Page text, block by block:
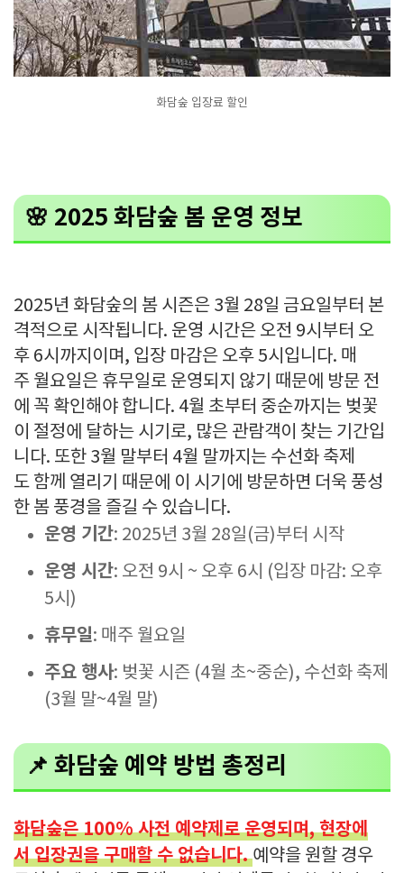
화담숲 입장료 할인
🌸 2025 화담숲 봄 운영 정보
2025년 화담숲의 봄 시즌은 3월 28일 금요일부터 본
격적으로 시작됩니다. 운영 시간은 오전 9시부터 오
후 6시까지이며, 입장 마감은 오후 5시입니다. 매
주 월요일은 휴무일로 운영되지 않기 때문에 방문 전
에 꼭 확인해야 합니다. 4월 초부터 중순까지는 벚꽃
이 절정에 달하는 시기로, 많은 관람객이 찾는 기간입
니다. 또한 3월 말부터 4월 말까지는 수선화 축제
도 함께 열리기 때문에 이 시기에 방문하면 더욱 풍성
한 봄 풍경을 즐길 수 있습니다.
운영 기간: 2025년 3월 28일(금)부터 시작
운영 시간: 오전 9시 ~ 오후 6시 (입장 마감: 오후
5시)
휴무일: 매주 월요일
주요 행사: 벚꽃 시즌 (4월 초~중순), 수선화 축제
(3월 말~4월 말)
📌 화담숲 예약 방법 총정리
화담숲은 100% 사전 예약제로 운영되며, 현장에
서 입장권을 구매할 수 없습니다.예약을 원할 경우